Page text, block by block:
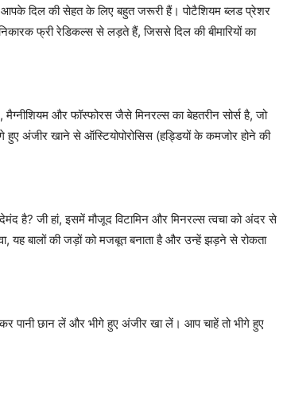
दिल की सेहत के लिए बहुत जरूरी हैं। पोटैशियम ब्लड प्रेशर
फ्री रेडिकल्स से लड़ते हैं, जिससे दिल की बीमारियों का
और फॉस्फोरस जैसे मिनरल्स का बेहतरीन सोर्स है, जो
अंजीर खाने से ऑस्टियोपोरोसिस (हड्डियों के कमजोर होने की
है? जी हां, इसमें मौजूद विटामिन और मिनरल्स त्वचा को अंदर से
बालों की जड़ों को मजबूत बनाता है और उन्हें झड़ने से रोकता
पानी छान लें और भीगे हुए अंजीर खा लें। आप चाहें तो भीगे हुए